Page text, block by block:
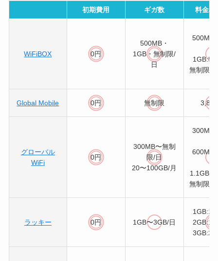
初期費用 ギガ数 料金/
WiFiBOX 0円
500MB・
1GB・無制限/
日
無制限
Global Mobile 0円 無制限
グローバル
WiFi
0円
300MB〜無制
限/日
20〜100GB/月
無制限
ラッキー 0円 1GB〜3GB/日